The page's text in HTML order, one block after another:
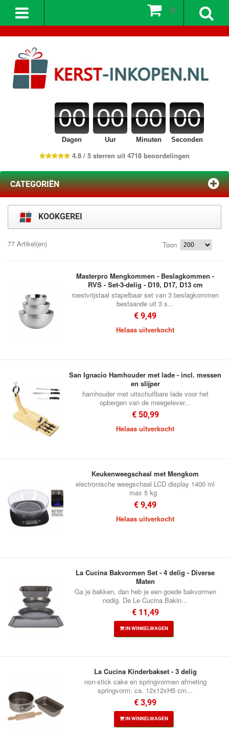
00
Dagen
00
Uur
00
Minuten
00
Seconden
4.8 / 5 sterren uit 4718 beoordelingen
0
CATEGORIËN
KOOKGEREI
77 Artikel(en) Toon
Masterpro Mengkommen - Beslagkommen -
RVS - Set-3-delig - D19, D17, D13 cm
roestvrijstaal stapelbaar set van 3 beslagkommen
bestaande uit 3 s...
€ 9,49
Helaas uitverkocht
San Ignacio Hamhouder met lade - incl. messen
en slijper
hamhouder met uitschuifbare lade voor het
opbergen van de meegelever...
€ 50,99
Helaas uitverkocht
Keukenweegschaal met Mengkom
electronische weegschaal LCD display 1400 ml
max 5 kg
€ 9,49
Helaas uitverkocht
La Cucina Bakvormen Set - 4 delig - Diverse
Maten
Ga je bakken, dan heb je een goede bakvormen
nodig. De Le Cucina Bakin...
€ 11,49
IN WINKELWAGEN
La Cucina Kinderbakset - 3 delig
non-stick cake en springvormen afmeting
springvorm: ca. 12x12xH5 cm...
€ 3,99
IN WINKELWAGEN